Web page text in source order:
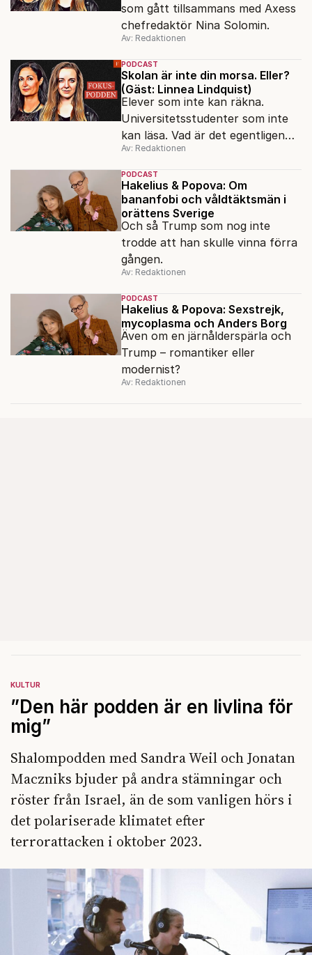
som gått tillsammans med Axess
chefredaktör Nina Solomin.
Av: Redaktionen
PODCAST
Skolan är inte din morsa. Eller?
(Gäst: Linnea Lindquist)
Elever som inte kan räkna.
Universitetsstudenter som inte
kan läsa. Vad är det egentligen
för fel på skolan? Förortsrektorn
Linnea Lindquist gästar
Fokuspodden för att reda ut var
felet egentligen ligger.
Av: Redaktionen
PODCAST
Hakelius & Popova: Om
bananfobi och våldtäktsmän i
orättens Sverige
Och så Trump som nog inte
trodde att han skulle vinna förra
gången.
Av: Redaktionen
PODCAST
Hakelius & Popova: Sexstrejk,
mycoplasma och Anders Borg
Även om en järnålderspärla och
Trump – romantiker eller
modernist?
Av: Redaktionen
KULTUR
”Den här podden är en livlina för
mig”
Shalompodden med Sandra Weil och Jonatan
Maczniks bjuder på andra stämningar och
röster från Israel, än de som vanligen hörs i
det polariserade klimatet efter
terrorattacken i oktober 2023.